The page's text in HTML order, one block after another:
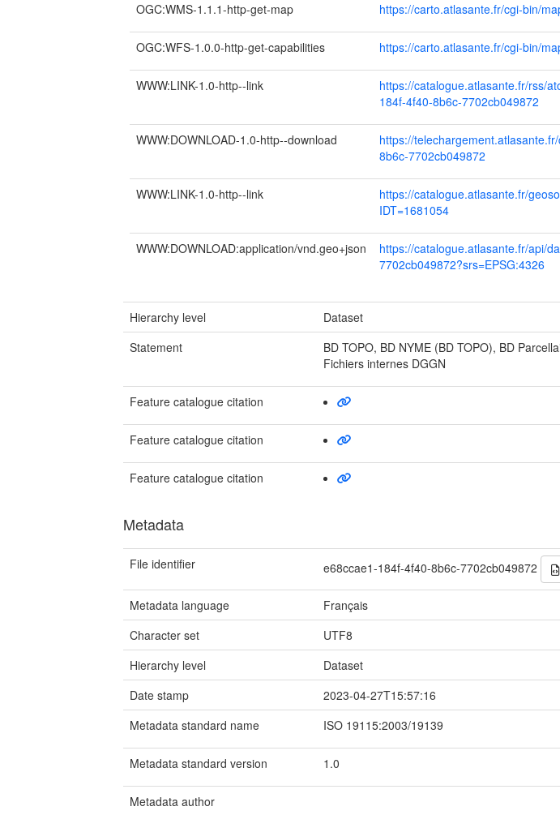
OGC:WMS-1.1.1-http-get-map
https://carto.atlasante.fr/cgi-bin/
OGC:WFS-1.0.0-http-get-capabilities https://carto.atlasante.fr/cgi-bin/
WWW:LINK-1.0-http--link
https://catalogue.atlasante.fr/rss/
184f-4f40-8b6c-7702cb049872
WWW:DOWNLOAD-1.0-http--download
https://
8b6c-7702cb049872
WWW:LINK-1.0-http--link
https://catalogue.atlasante.fr/
IDT=1681054
WWW:DOWNLOAD:application/vnd.geo+json
https://catalogue.atlasante.fr/api/
7702cb049872?srs=EPSG:4326
Hierarchy level
Dataset
Statement
BD TOPO, BD NYME (BD TOPO), BD
Fichiers internes DGGN
Feature catalogue citation
Feature catalogue citation
Feature catalogue citation
Metadata
File identifier e68ccae1-184f-4f40-8b6c-7702cb049872
Metadata language
Français
Character set
UTF8
Hierarchy level
Dataset
Date stamp
2023-04-27T15:57:16
Metadata standard name
ISO 19115:2003/19139
Metadata standard version 1.0
Metadata author